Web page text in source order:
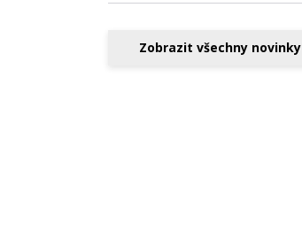
Zobrazit všechny novinky